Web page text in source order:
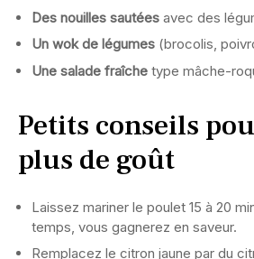
Des nouilles sautées avec des
Un wok de légumes (brocolis,
Une salade fraîche type mâche-
Petits conseils
plus de goût
Laissez mariner le poulet 15 à 20
temps, vous gagnerez en saveur.
Remplacez le citron jaune par du